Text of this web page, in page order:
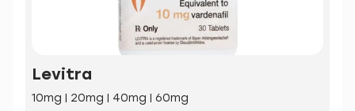
Levitra
10mg | 20mg | 40mg | 60mg